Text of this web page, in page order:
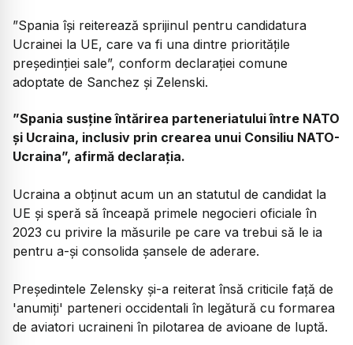
”Spania îşi reiterează sprijinul pentru candidatura
Ucrainei la UE, care va fi una dintre priorităţile
preşedinţiei sale”, conform declaraţiei comune
adoptate de Sanchez şi Zelenski.
”Spania susţine întărirea parteneriatului între NATO
şi Ucraina, inclusiv prin crearea unui Consiliu NATO-
Ucraina”, afirmă declaraţia.
Ucraina a obţinut acum un an statutul de candidat la
UE şi speră să înceapă primele negocieri oficiale în
2023 cu privire la măsurile pe care va trebui să le ia
pentru a-şi consolida şansele de aderare.
Preşedintele Zelensky şi-a reiterat însă criticile faţă de
'anumiţi' parteneri occidentali în legătură cu formarea
de aviatori ucraineni în pilotarea de avioane de luptă.